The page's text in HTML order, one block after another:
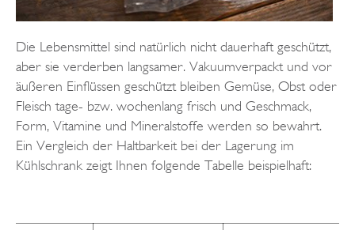
Die Lebensmittel sind natürlich nicht dauerhaft geschützt,
aber sie verderben langsamer. Vakuumverpackt und vor
äußeren Einflüssen geschützt bleiben Gemüse, Obst oder
Fleisch tage- bzw. wochenlang frisch und Geschmack,
Form, Vitamine und Mineralstoffe werden so bewahrt.
Ein Vergleich der Haltbarkeit bei der Lagerung im
Kühlschrank zeigt Ihnen folgende Tabelle beispielhaft: